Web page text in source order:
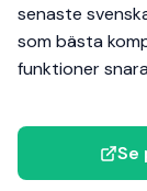
senaste
som bästa
funktioner
Se